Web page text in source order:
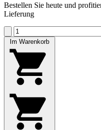
Bestellen Sie heute und
Lieferung
Im Warenkorb